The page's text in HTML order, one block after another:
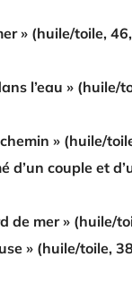
» (huile/toile,
l’eau » (huile/
» (huile/
d’un couple et
de mer » (huile/
» (huile/toile,